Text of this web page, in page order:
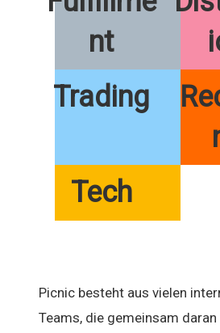
nt
Trading
Tech
Picnic besteht aus vielen
Teams, die gemeinsam daran